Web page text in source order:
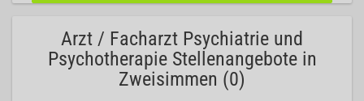
Arzt / Facharzt Psychiatrie und
Psychotherapie Stellenangebote in
Zweisimmen (0)